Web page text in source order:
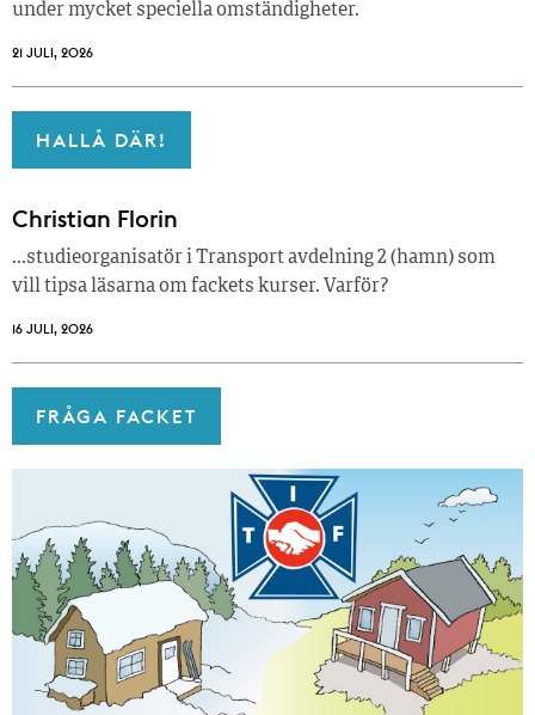
under mycket speciella omständigheter.
21 JULI, 2026
HALLÅ DÄR!
Christian Florin
…studieorganisatör i Transport avdelning 2 (hamn) som
vill tipsa läsarna om fackets kurser. Varför?
16 JULI, 2026
FRÅGA FACKET